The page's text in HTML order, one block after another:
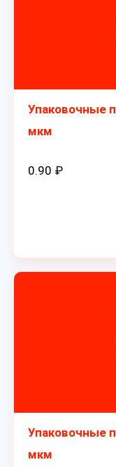
Упаковочные
мкм
0.90 ₽
Упаковочные
мкм